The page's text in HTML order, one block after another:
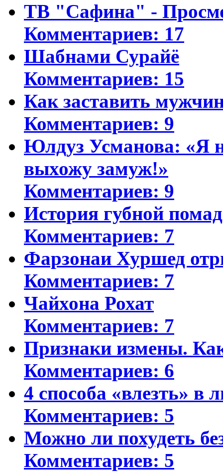
ТВ "Сафина" -
Комментариев: 17
Шабнами Сурайё
Комментариев: 15
Как заставить
Комментариев: 9
Юлдуз Усманова: «Я
выхожу замуж!»
Комментариев: 9
История губной
Комментариев: 7
Фарзонаи Хуршед
Комментариев: 7
Чайхона Рохат
Комментариев: 7
Признаки измены.
Комментариев: 6
4 способа «влезть» в
Комментариев: 5
Можно ли похудеть
Комментариев: 5